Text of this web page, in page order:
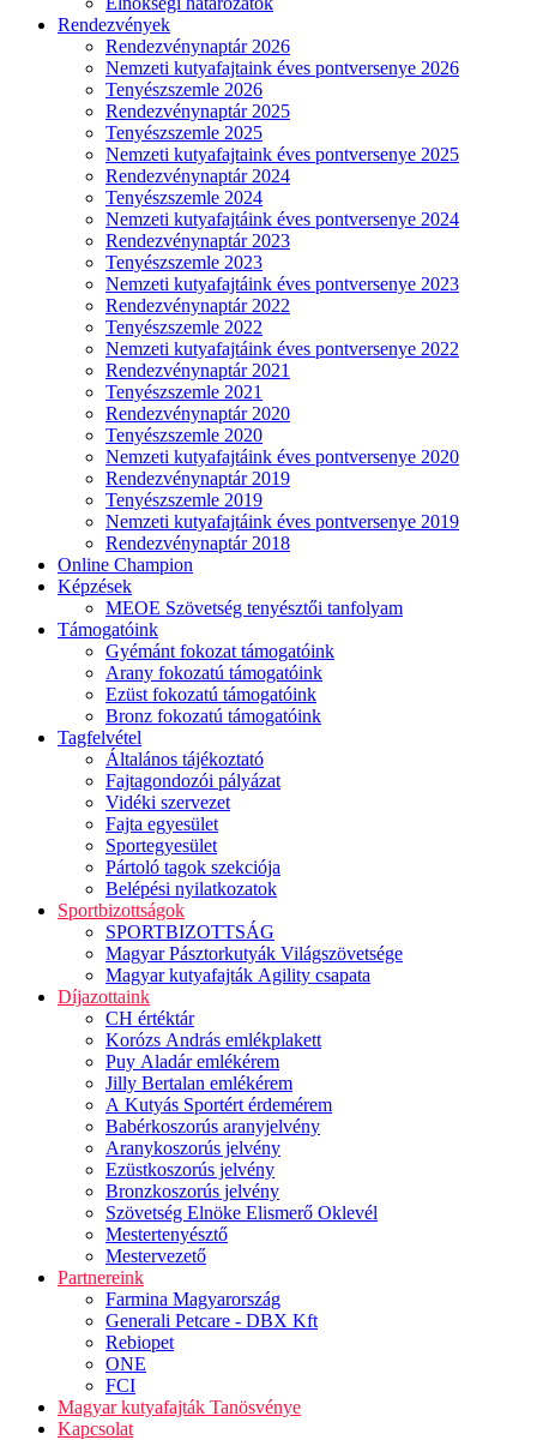
Rendezvények
Rendezvénynaptár 2026
Nemzeti kutyafajtaink éves pontversenye 2026
Tenyészszemle 2026
Rendezvénynaptár 2025
Tenyészszemle 2025
Nemzeti kutyafajtaink éves pontversenye 2025
Rendezvénynaptár 2024
Tenyészszemle 2024
Nemzeti kutyafajtáink éves pontversenye 2024
Rendezvénynaptár 2023
Tenyészszemle 2023
Nemzeti kutyafajtáink éves pontversenye 2023
Rendezvénynaptár 2022
Tenyészszemle 2022
Nemzeti kutyafajtáink éves pontversenye 2022
Rendezvénynaptár 2021
Tenyészszemle 2021
Rendezvénynaptár 2020
Tenyészszemle 2020
Nemzeti kutyafajtáink éves pontversenye 2020
Rendezvénynaptár 2019
Tenyészszemle 2019
Nemzeti kutyafajtáink éves pontversenye 2019
Rendezvénynaptár 2018
Online Champion
Képzések
MEOE Szövetség tenyésztői tanfolyam
Támogatóink
Gyémánt fokozat támogatóink
Arany fokozatú támogatóink
Ezüst fokozatú támogatóink
Bronz fokozatú támogatóink
Tagfelvétel
Általános tájékoztató
Fajtagondozói pályázat
Vidéki szervezet
Fajta egyesület
Sportegyesület
Pártoló tagok szekciója
Belépési nyilatkozatok
Sportbizottságok
SPORTBIZOTTSÁG
Magyar Pásztorkutyák Világszövetsége
Magyar kutyafajták Agility csapata
Díjazottaink
CH értéktár
Korózs András emlékplakett
Puy Aladár emlékérem
Jilly Bertalan emlékérem
A Kutyás Sportért érdemérem
Babérkoszorús aranyjelvény
Aranykoszorús jelvény
Ezüstkoszorús jelvény
Bronzkoszorús jelvény
Szövetség Elnöke Elismerő Oklevél
Mestertenyésztő
Mestervezető
Partnereink
Farmina Magyarország
Generali Petcare - DBX Kft
Rebiopet
ONE
FCI
Magyar kutyafajták Tanösvénye
Kapcsolat